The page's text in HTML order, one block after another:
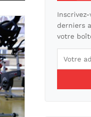
derniers
votre